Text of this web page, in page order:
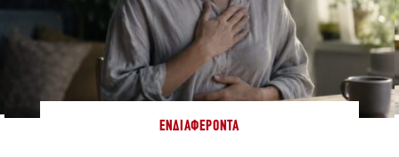
ΕΝΔΙΑΦΈΡΟΝΤΑ